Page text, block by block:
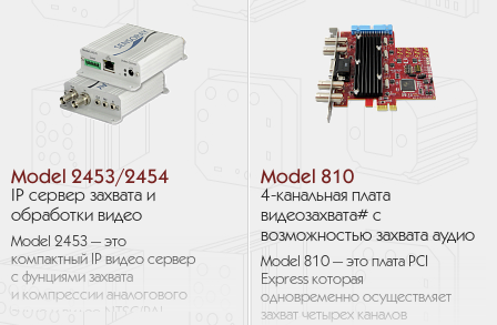
Model 2453/2454
IP сервер захвата и
обработки видео
Model 2453 — это
компактный IP видео сервер
с фунциями захвата
и компрессии аналогового
аудио и видео NTSC/PAL
Model 810
4-канальная плата
видеозахвата# с
возможностью захвата аудио
Model 810 — это плата PCI
Express которая
одновременно осуществляет
захват четырех каналов